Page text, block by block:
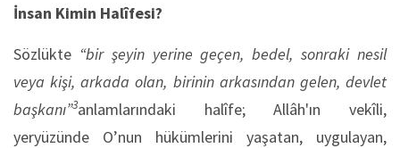
İnsan Kimin Halîfesi?
Sözlükte “bir şeyin yerine geçen, bedel, sonraki nesil
veya kişi, arkada olan, birinin arkasından gelen, devlet
başkanı”3anlamlarındaki halîfe; Allâh'ın vekîli,
yeryüzünde O’nun hükümlerini yaşatan, uygulayan,